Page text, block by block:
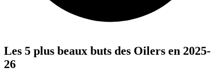
Les 5 plus beaux buts des Oilers en 2025-
26